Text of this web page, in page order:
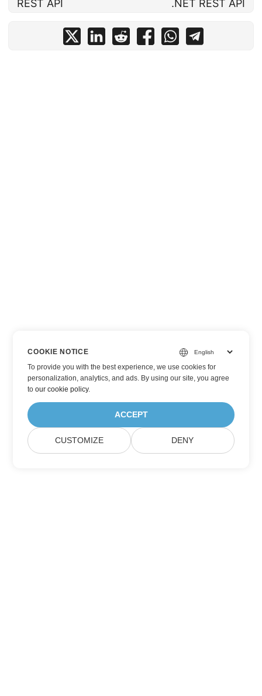
REST API
.NET REST API
COOKIE NOTICE
To provide you with the best experience, we use cookies for
personalization, analytics, and ads. By using our site, you agree
toour cookie policy.
ACCEPT
CUSTOMIZE DENY